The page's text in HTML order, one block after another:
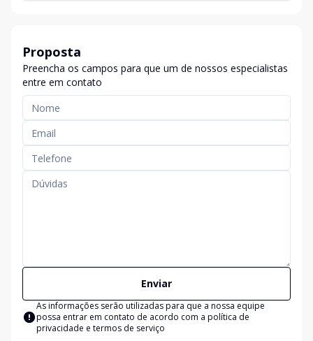
Proposta
Preencha os campos para que um de nossos especialistas
entre em contato
Enviar
As informações serão utilizadas para que a nossa equipe
possa entrar em contato de acordo com a política de
privacidade e termos de serviço